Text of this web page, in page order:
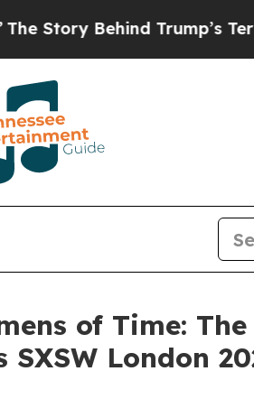
Behind Trump’s Terrible
of Time:
London